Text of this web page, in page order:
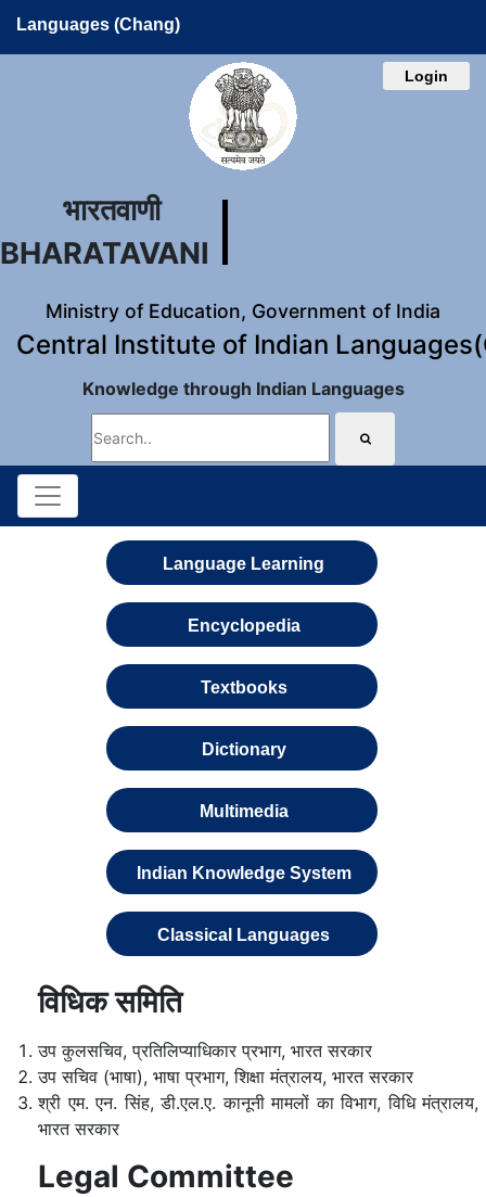
Languages (Chang)
Login
भारतवाणी
BHARATAVANI
Ministry of Education, Government of India
Central Institute of Indian
Knowledge through Indian Languages
Language Learning
Encyclopedia
Textbooks
Dictionary
Multimedia
Indian Knowledge System
Classical Languages
विधिक समिति
उप कुलसचिव, प्रतिलिप्याधिकार प्रभाग, भारत सरकार
उप सचिव (भाषा), भाषा प्रभाग, शिक्षा मंत्रालय, भारत सरकार
श्री एम. एन. सिंह, डी.एल.ए. कानूनी मामलों का विभाग, विधि मंत्रालय,
भारत सरकार
Legal Committee